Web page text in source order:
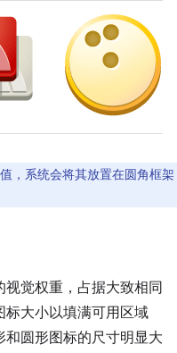
，系统会将其放置在圆角框架
觉权重，占据大致相同
标大小以填满可用区域
圆形图标的尺寸明显大